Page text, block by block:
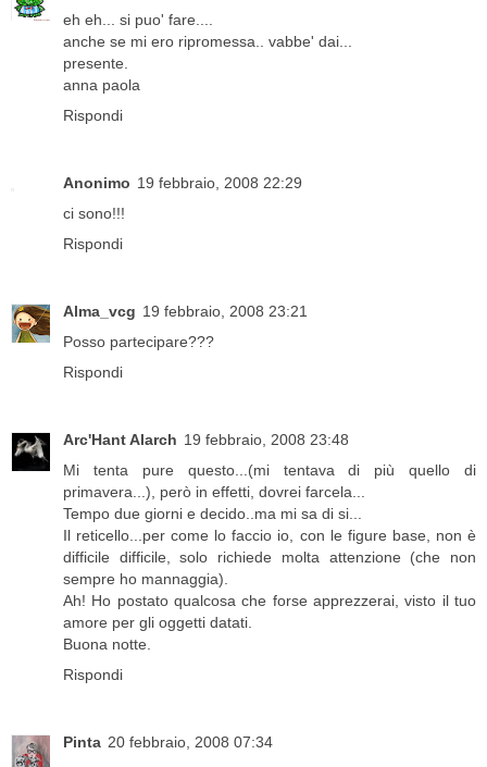
eh eh... si puo' fare....
anche se mi ero ripromessa.. vabbe' dai...
presente.
anna paola
Rispondi
Anonimo 19 febbraio, 2008 22:29
ci sono!!!
Rispondi
Alma_vcg 19 febbraio, 2008 23:21
Posso partecipare???
Rispondi
Arc'Hant Alarch 19 febbraio, 2008 23:48
Mi tenta pure questo...(mi tentava di più quello di
primavera...), però in effetti, dovrei farcela...
Tempo due giorni e decido..ma mi sa di si...
Il reticello...per come lo faccio io, con le figure base, non è
difficile difficile, solo richiede molta attenzione (che non
sempre ho mannaggia).
Ah! Ho postato qualcosa che forse apprezzerai, visto il tuo
amore per gli oggetti datati.
Buona notte.
Rispondi
Pinta 20 febbraio, 2008 07:34